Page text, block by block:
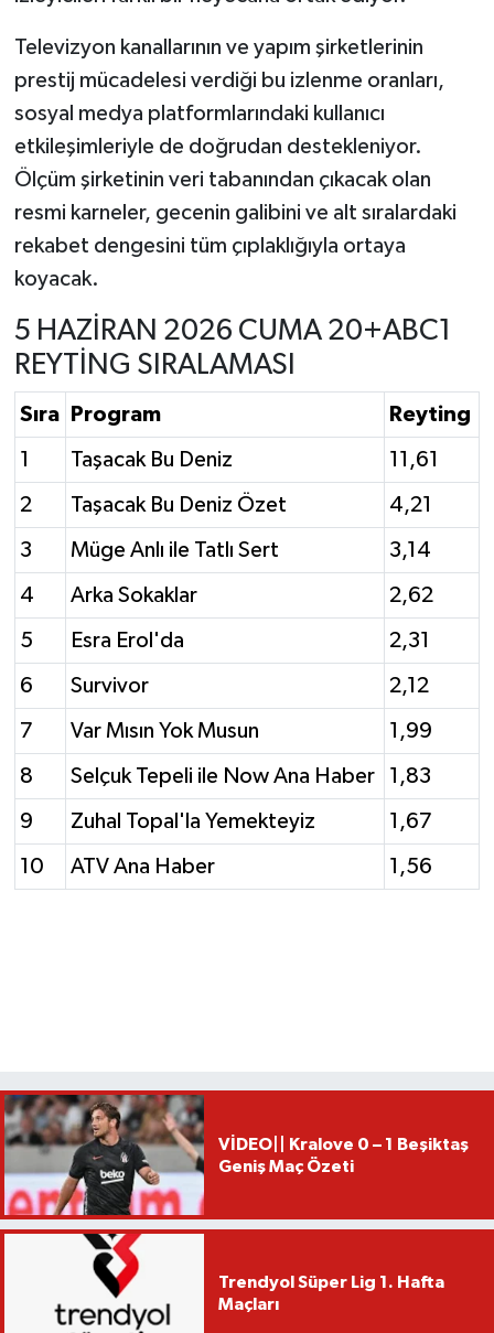
Televizyon kanallarının ve yapım şirketlerinin
prestij mücadelesi verdiği bu izlenme oranları,
sosyal medya platformlarındaki kullanıcı
etkileşimleriyle de doğrudan destekleniyor.
Ölçüm şirketinin veri tabanından çıkacak olan
resmi karneler, gecenin galibini ve alt sıralardaki
rekabet dengesini tüm çıplaklığıyla ortaya
koyacak.
5 HAZİRAN 2026 CUMA 20+ABC1
REYTİNG SIRALAMASI
Sıra Program Reyting
1 Taşacak Bu Deniz 11,61
2 Taşacak Bu Deniz Özet 4,21
3 Müge Anlı ile Tatlı Sert 3,14
4 Arka Sokaklar 2,62
5 Esra Erol'da 2,31
6 Survivor 2,12
7 Var Mısın Yok Musun 1,99
8 Selçuk Tepeli ile Now Ana Haber 1,83
9 Zuhal Topal'la Yemekteyiz 1,67
10 ATV Ana Haber 1,56
VİDEO|| Kralove 0 – 1 Beşiktaş
Geniş Maç Özeti
Trendyol Süper Lig 1. Hafta
Maçları